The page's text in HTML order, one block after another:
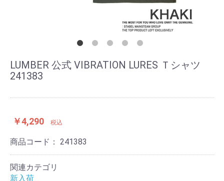
LUMBER 公式 VIBRATION LURES Ｔシャツ
241383
￥4,290 税込
商品コード： 241383
関連カテゴリ
新入荷